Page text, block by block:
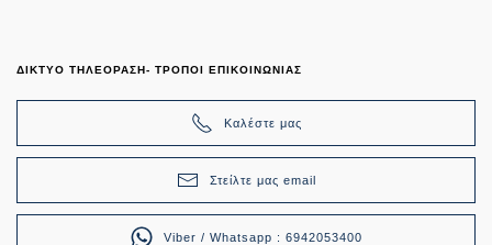
ΔΙΚΤΥΟ ΤΗΛΕΟΡΑΣΗ- ΤΡΟΠΟΙ ΕΠΙΚΟΙΝΩΝΙΑΣ
Καλέστε μας
Στείλτε μας email
Viber / Whatsapp : 6942053400